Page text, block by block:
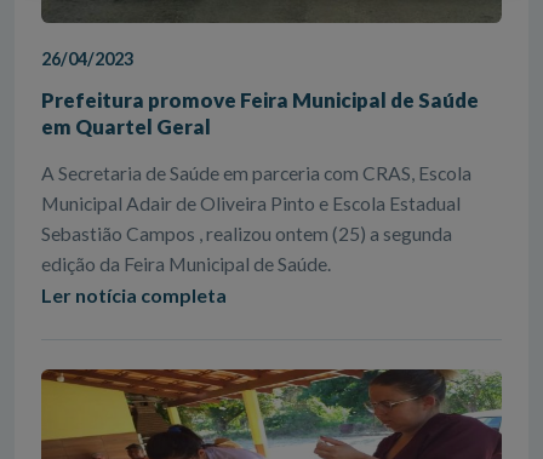
26/04/2023
Prefeitura promove Feira Municipal de Saúde
em Quartel Geral
A Secretaria de Saúde em parceria com CRAS, Escola
Municipal Adair de Oliveira Pinto e Escola Estadual
Sebastião Campos , realizou ontem (25) a segunda
edição da Feira Municipal de Saúde.
Ler notícia completa